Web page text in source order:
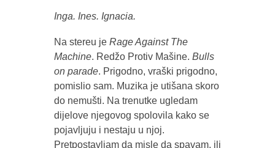
Inga. Ines. Ignacia.
Na stereu je Rage Against The
Machine. Redžo Protiv Mašine. Bulls
on parade. Prigodno, vraški prigodno,
pomislio sam. Muzika je utišana skoro
do nemušti. Na trenutke ugledam
dijelove njegovog spolovila kako se
pojavljuju i nestaju u njoj.
Pretpostavljam da misle da spavam, ili